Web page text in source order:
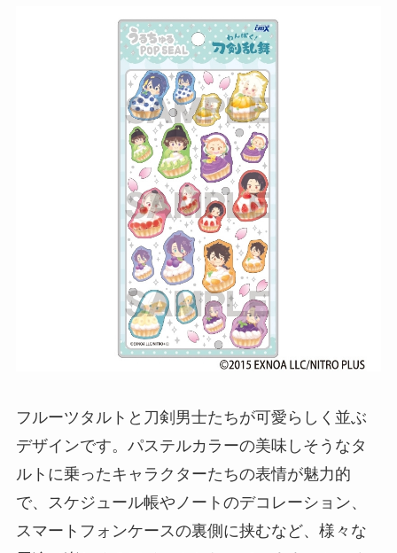
フルーツタルトと刀剣男士たちが可愛らしく並ぶ
デザインです。パステルカラーの美味しそうなタ
ルトに乗ったキャラクターたちの表情が魅力的
で、スケジュール帳やノートのデコレーション、
スマートフォンケースの裏側に挟むなど、様々な